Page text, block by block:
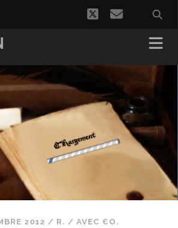
twitteremail
2012 / R. /AVEC ЄO.